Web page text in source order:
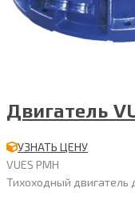
Двигатель
УЗНАТЬ ЦЕНУ
VUES PMH
Тихоходный двигатель